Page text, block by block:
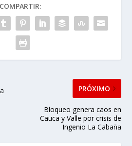
COMPARTIR:
PRÓXIMO
Bloqueo genera caos en
Cauca y Valle por crisis de
Ingenio La Cabaña